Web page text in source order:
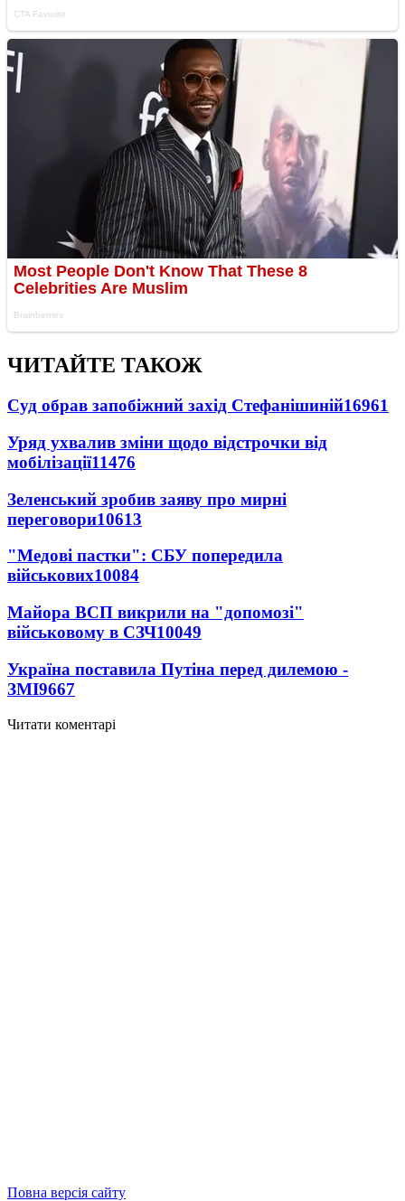
ЧИТАЙТЕ ТАКОЖ
Суд обрав запобіжний захід Стефанішиній16961
Уряд ухвалив зміни щодо відстрочки від
мобілізації11476
Зеленський зробив заяву про мирні
переговори10613
"Медові пастки": СБУ попередила
військових10084
Майора ВСП викрили на "допомозі"
військовому в СЗЧ10049
Україна поставила Путіна перед дилемою -
ЗМІ9667
Читати коментарі
Повна версія сайту